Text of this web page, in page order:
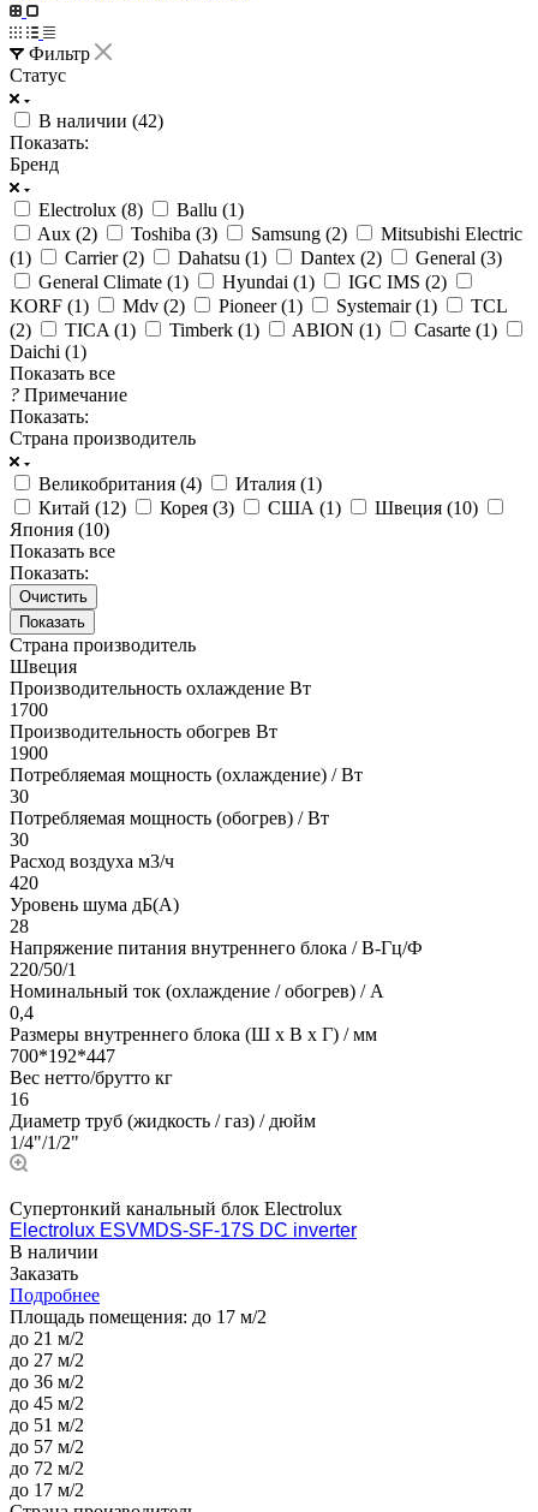
Фильтр
Статус
В наличии (42)
Показать:
Бренд
Electrolux (8) Ballu (1)
Aux (2) Toshiba (3) Samsung (2)
Mitsubishi Electric
(1) Carrier (2) Dahatsu (1) Dantex (2) General (3)
General Climate (1) Hyundai (1) IGC IMS (2)
KORF (1) Mdv (2) Pioneer (1) Systemair (1)
TCL
(2) TICA (1) Timberk (1) ABION (1) Casarte (1)
Daichi (1)
Показать все
? Примечание
Показать:
Страна производитель
Великобритания (4) Италия (1)
Китай (12) Корея (3) США (1) Швеция (10)
Япония (10)
Показать все
Показать:
Очистить
Страна производитель
Швеция
Производительность охлаждение Вт
1700
Производительность обогрев Вт
1900
Потребляемая мощность (охлаждение) / Вт
30
Потребляемая мощность (обогрев) / Вт
30
Расход воздуха м3/ч
420
Уровень шума дБ(А)
28
Напряжение питания внутреннего блока / В-Гц/Ф
220/50/1
Номинальный ток (охлаждение / обогрев) / A
0,4
Размеры внутреннего блока (Ш х В х Г) / мм
700*192*447
Вес нетто/брутто кг
16
Диаметр труб (жидкость / газ) / дюйм
1/4"/1/2"
Супертонкий канальный блок Electrolux
Electrolux ESVMDS-SF-17S DC inverter
В наличии
Заказать
Подробнее
Площадь помещения: до 17 м/2
до 21 м/2
до 27 м/2
до 36 м/2
до 45 м/2
до 51 м/2
до 57 м/2
до 72 м/2
до 17 м/2